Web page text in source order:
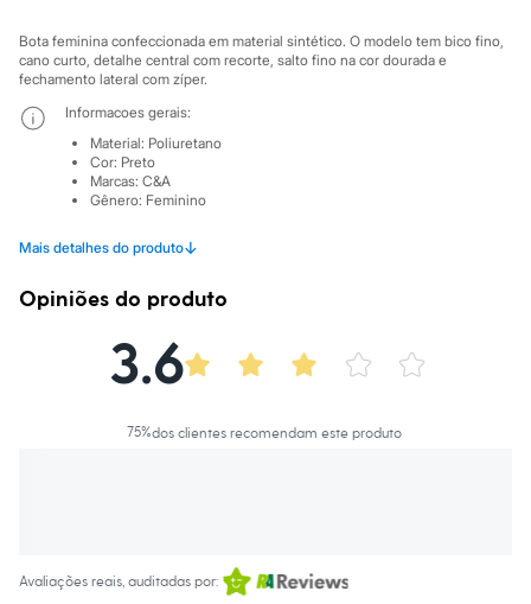
Tênis
Marcas
City
Clock House
Mindset
Sawary
Yessica
Moda esportiva
Acessórios
Calçados
Shorts e Bermudas
Tops
Cintas e Modeladores
Sutiãs e Tops
Plus size
Blusas e Camisetas
Bota feminina confeccionada em material sintético. O modelo tem bico fino,
cano curto, detalhe central com recorte, salto fino na cor dourada e
fechamento lateral com zíper.
Mais detalhes do produto↓
Informacoes gerais:
Material: Poliuretano
Cor: Preto
Marcas: C&A
Gênero: Feminino
Opiniões do produto
3.6
75%dos clientes recomendam este produto
Avaliações reais, auditadas por: